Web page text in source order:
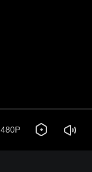
480P